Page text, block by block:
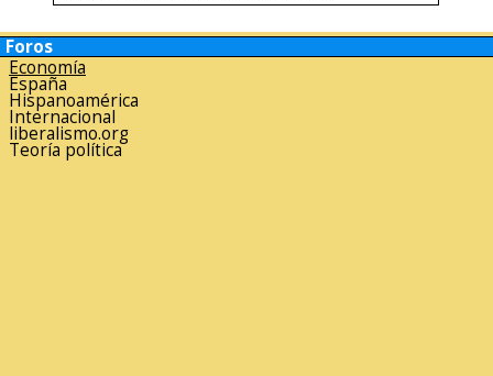
Foros
Economía
España
Hispanoamérica
Internacional
liberalismo.org
Teoría política